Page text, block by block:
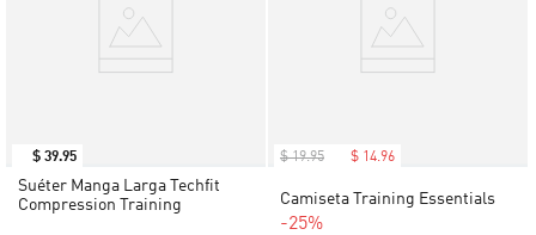
$ 39.95
Suéter Manga Larga Techfit
Compression Training
$ 19.95 $ 14.96
Camiseta Training Essentials
-25%